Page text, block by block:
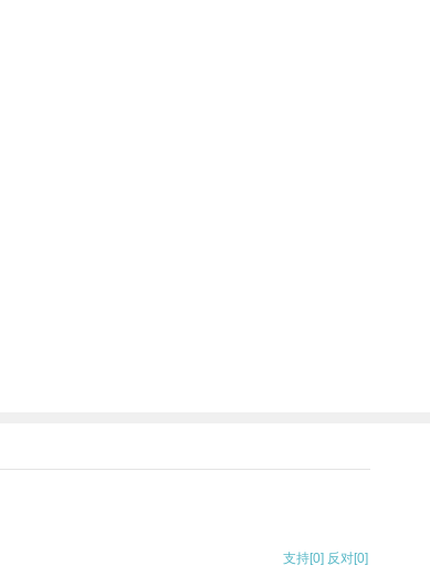
支持[0] 反对[0]